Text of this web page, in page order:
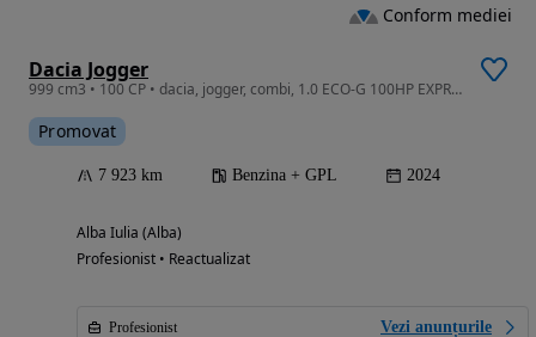
Dacia Jogger
999 cm3 • 100 CP • dacia, jogger, combi, 1.0 ECO-G 100HP EXPRESSION
Promovat
7 923 km Benzina + GPL 2024
Alba Iulia (Alba)
Profesionist • Reactualizat
Profesionist Vezi anunțurile
Conform mediei